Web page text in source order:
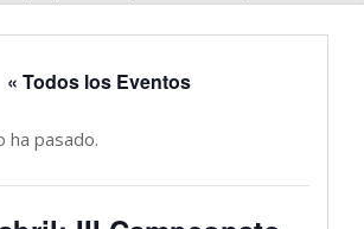
« Todos los Eventos
ha pasado.